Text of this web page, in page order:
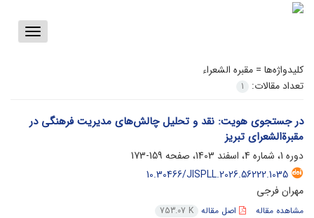
Toggle
کلیدواژه‌ها = مقبره الشعراء
تعداد مقالات:
1
در جستجوی هویت: نقد و تحلیل چالش‌های مدیریت فرهنگی در
مقبرةالشعرای تبریز
دوره 1، شماره 4، اسفند 1403، صفحه
159-173
10.30466/JISPLL.2026.56222.1035
مهران فرجی
مشاهده مقاله اصل مقاله 753.07 K